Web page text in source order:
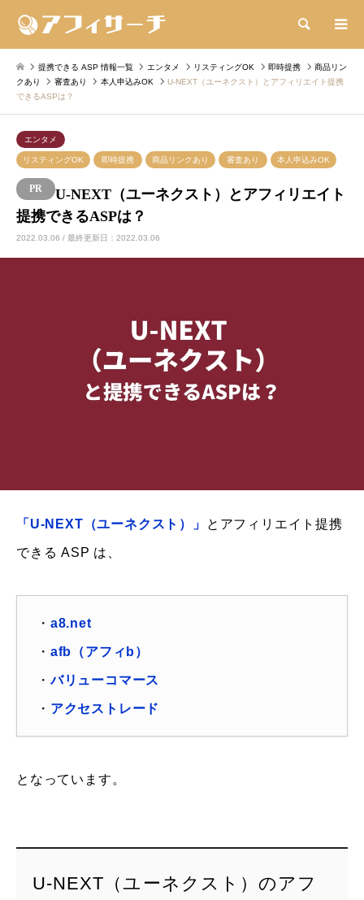
検索
提携できる ASP 情報一覧 エンタメ リスティングOK 即時提携
商品リン
クあり
審査あり 本人申込みOK
U-NEXT（ユーネクスト）とアフィリエイト提携
できるASPは？
エンタメ
リスティングOK 即時提携 商品リンクあり 審査あり 本人申込みOK
U-NEXT（ユーネクスト）とアフィリエイト
提携できるASPは？
2022.03.06 / 最終更新日：2022.03.06
「U-NEXT（ユーネクスト）」 とアフィリエイト提携
できる ASP は、
・ a8.net
・ afb（アフィb）
・バリューコマース
・ アクセストレード
となっています。
U-NEXT（ユーネクスト）のアフ